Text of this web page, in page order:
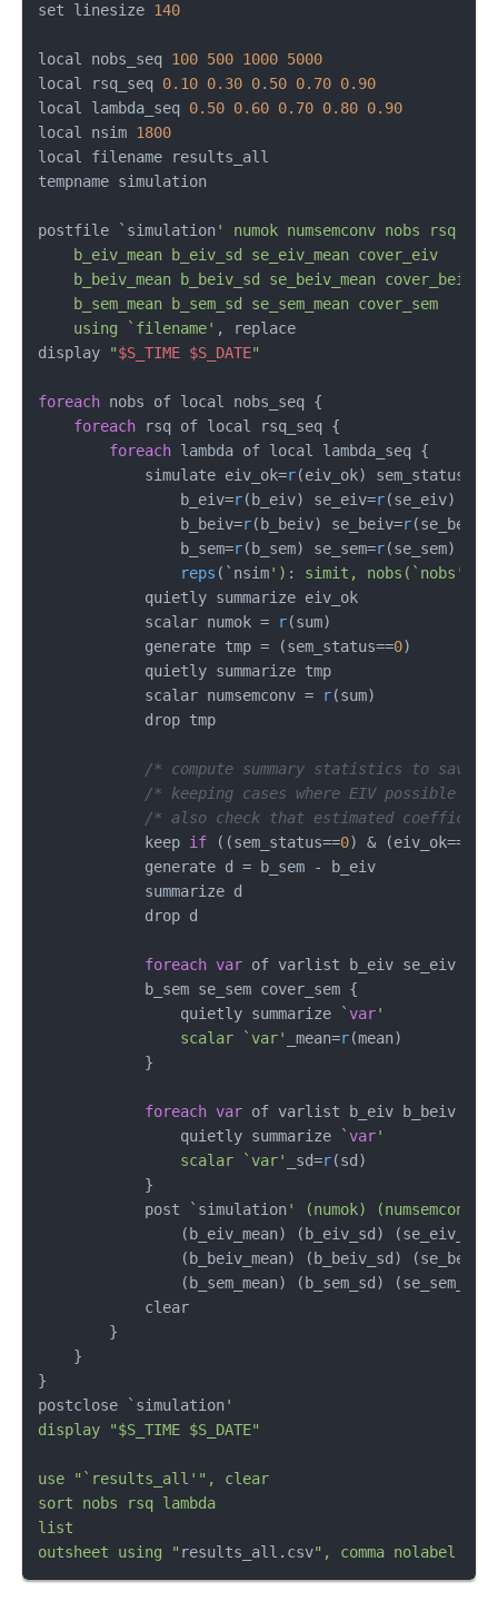
set linesize 140
local nobs_seq 100 500 1000 5000
local rsq_seq 0.10 0.30 0.50 0.70 0.90
local lambda_seq 0.50 0.60 0.70 0.80 0.90
local nsim 1800
local filename results_all
tempname simulation
postfile `simulation' numok numsemconv nobs rsq
b_eiv_mean b_eiv_sd se_eiv_mean cover_eiv
b_beiv_mean b_beiv_sd se_beiv_mean cover_beiv
b_sem_mean b_sem_sd se_sem_mean cover_sem
    using `filename'
, replace
display
"$S_TIME $S_DATE"
foreach nobs of local nobs_seq {
foreach rsq of local rsq_seq {
foreach lambda of local lambda_seq {
            simulate eiv_ok=
r(eiv_ok) sem_status=
                b_eiv=
r(b_eiv) se_eiv=r(se_eiv)
                b_beiv=
r(b_beiv) se_beiv=r(se_beiv)
                b_sem=
r(b_sem) se_sem=r(se_sem)
reps (`nsim'): simit, nobs(`nobs'
            quietly summarize eiv_ok
            scalar numok =
r(sum)
            generate tmp = (sem_status==
0)
            quietly summarize tmp
            scalar numsemconv =
r(sum)
            drop tmp
/* compute summary statistics to save,
/* keeping cases where EIV possible
/* also check that estimated
            keep
if ((sem_status==0) & (eiv_ok==
            generate d = b_sem - b_eiv
            summarize d
            drop d
foreach var of varlist b_eiv se_eiv
            b_sem se_sem cover_sem {
                quietly summarize `
var'
                scalar `var'
_mean=r(mean)
            }
foreach var of varlist b_eiv b_beiv
                quietly summarize `
var'
                scalar `var'
_sd=r(sd)
            }
            post `simulation
' (numok) (numsemconv)
(b_eiv_mean) (b_eiv_sd)
(b_beiv_mean) (b_beiv_sd)
(b_sem_mean) (b_sem_sd)
            clear
        }
    }
}
postclose `simulation'
display "$S_TIME $S_DATE"
use "`results_all' ", clear
sort nobs rsq lambda
list
outsheet using " results_all.csv